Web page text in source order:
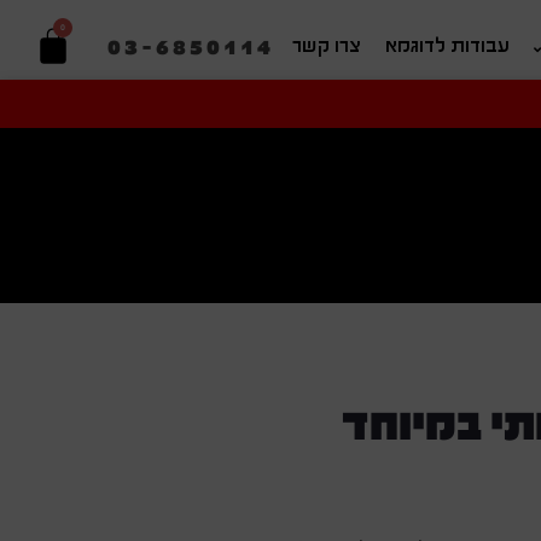
עבודות לדוגמא צרו קשר 03-6850114
0
במיוחד